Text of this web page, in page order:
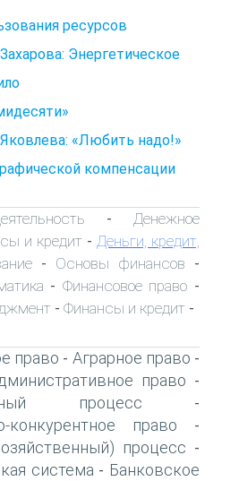
ресурсов
Энергетическое
«Любить надо!»
компенсации
- Денежное
и кредит - Деньги, кредит,
- Основы финансов -
- Финансовое право -
- Финансы и кредит -
право - Аграрное право -
право -
процесс -
конкурентное право -
процесс -
система - Банковское